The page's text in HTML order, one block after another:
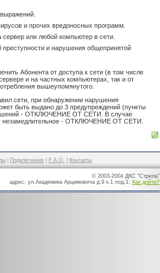
и прочих вредоносных программ.
или любой компьютер в сети.
и нарушения общепринятой
Абонента от доступа к сети (в том числе
и на частных компьютерах, так и от
вышеупомянутого.
сети, при обнаружении нарушения
быть выдано до 3 предупреждений (пункты
- ОТКЛЮЧЕНИЕ ОТ СЕТИ. В случае
незамедлительное - ОТКЛЮЧЕНИЕ ОТ СЕТИ.
Подключение F.A.Q. Контакты
© 2003-2004 ДКС "Стрела"
адрес: ул.Академика Арцимовича д.9 к.1 под.1; Как дойти?